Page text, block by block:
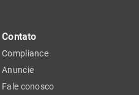
Contato
Compliance
Anuncie
Fale conosco